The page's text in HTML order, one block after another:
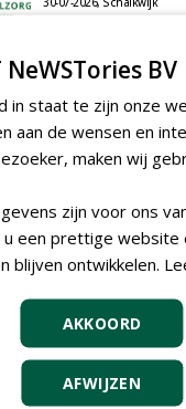
Golfbaan
groepRotterdam
30-07-2026
Teamleider
Ontwikkeling bij
groep Groen Xtra
meer Groene Banen
NeWSTories BV
in staat te zijn onze
aan de wensen en
maken wij
zijn voor ons
u een prettige website
blijven ontwikkelen.
AKKOORD
AFWIJZEN